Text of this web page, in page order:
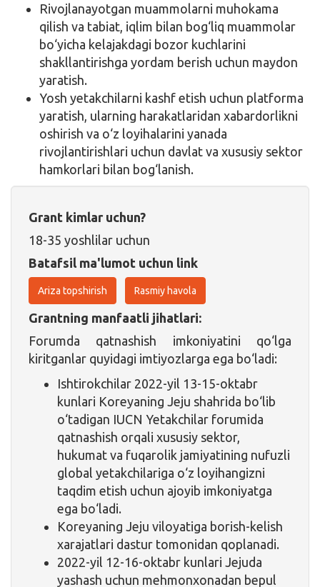
Rivojlanayotgan muammolarni muhokama
qilish va tabiat, iqlim bilan bog‘liq muammolar
bo‘yicha kelajakdagi bozor kuchlarini
shakllantirishga yordam berish uchun maydon
yaratish.
Yosh yetakchilarni kashf etish uchun platforma
yaratish, ularning harakatlaridan xabardorlikni
oshirish va o‘z loyihalarini yanada
rivojlantirishlari uchun davlat va xususiy sektor
hamkorlari bilan bog‘lanish.
Grant kimlar uchun?
18-35 yoshlilar uchun
Batafsil ma'lumot uchun link
Ariza topshirish Rasmiy havola
Grantning manfaatli jihatlari:
Forumda qatnashish imkoniyatini qo‘lga
kiritganlar quyidagi imtiyozlarga ega bo‘ladi:
Ishtirokchilar 2022-yil 13-15-oktabr
kunlari Koreyaning Jeju shahrida bo‘lib
o‘tadigan IUCN Yetakchilar forumida
qatnashish orqali xususiy sektor,
hukumat va fuqarolik jamiyatining nufuzli
global yetakchilariga o‘z loyihangizni
taqdim etish uchun ajoyib imkoniyatga
ega bo‘ladi.
Koreyaning Jeju viloyatiga borish-kelish
xarajatlari dastur tomonidan qoplanadi.
2022-yil 12-16-oktabr kunlari Jejuda
yashash uchun mehmonxonadan bepul